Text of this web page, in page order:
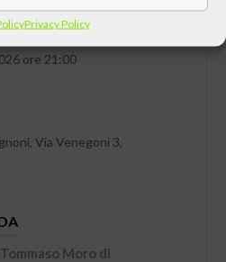
Privacy Policy
ore 21:00
Via Venegoni 3,
Moro di